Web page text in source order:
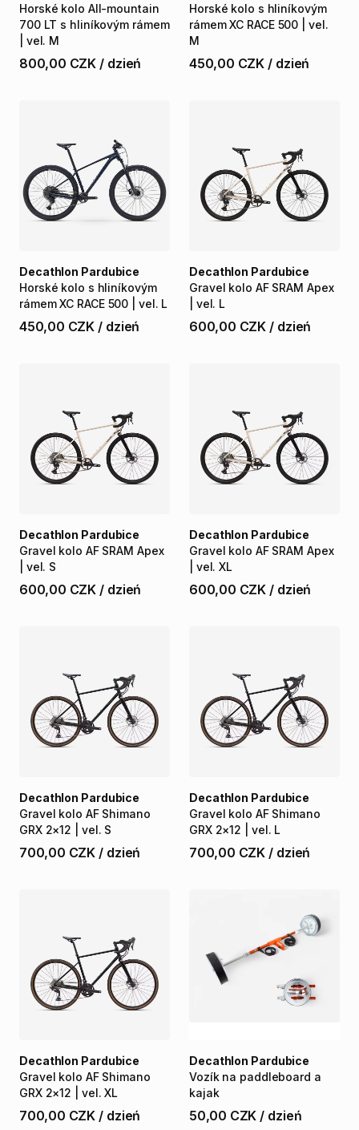
Horské kolo All-mountain
700 LT s hliníkovým rámem
vel. M
800,00 CZK / dzień
Horské kolo s hliníkovým
rámem XC RACE 500
vel.
M
450,00 CZK / dzień
Horské kolo s hliníkovým
rámem XC RACE 500 vel. L
Decathlon Pardubice
450,00 CZK / dzień
Gravel kolo AF SRAM Apex
vel. L
Decathlon Pardubice
600,00 CZK / dzień
Gravel kolo AF SRAM Apex
vel. S
Decathlon Pardubice
600,00 CZK / dzień
Gravel kolo AF SRAM Apex
vel. XL
Decathlon Pardubice
600,00 CZK / dzień
Gravel kolo AF Shimano
GRX 2×12 vel. S
Decathlon Pardubice
700,00 CZK / dzień
Gravel kolo AF Shimano
GRX 2×12 vel. L
Decathlon Pardubice
700,00 CZK / dzień
Gravel kolo AF Shimano
GRX 2×12 vel. XL
Decathlon Pardubice
700,00 CZK / dzień
Vozík na paddleboard a
kajak
Decathlon Pardubice
50,00 CZK / dzień